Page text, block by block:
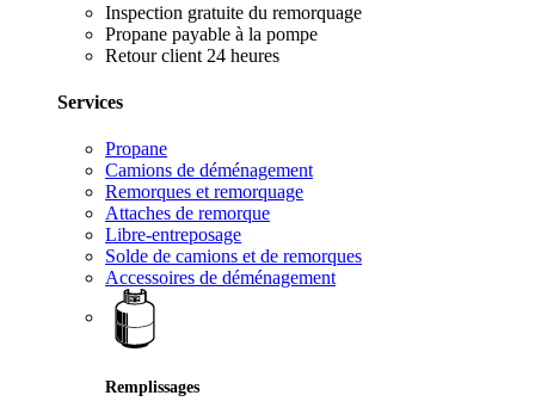
Inspection gratuite du remorquage
Propane payable à la pompe
Retour client 24 heures
Services
Propane
Camions de déménagement
Remorques et remorquage
Attaches de remorque
Libre-entreposage
Solde de camions et de remorques
Accessoires de déménagement
Remplissages